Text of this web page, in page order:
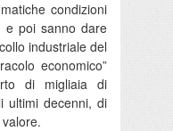
condizioni
e poi sanno dare
industriale del
economico”
di migliaia di
ultimi decenni, di